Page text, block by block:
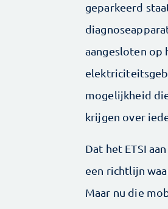
geparkeerd
aangesloten op
mogelijkheid
krijgen over
Dat het ETSI
een richtlijn
Maar nu die